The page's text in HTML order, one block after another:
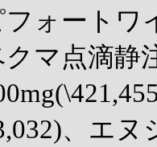
フォートワ
クマ点滴静
、エ